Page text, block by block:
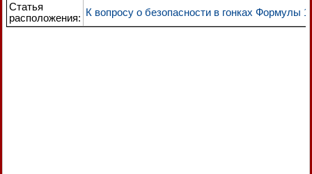
Статья
расположения: К вопросу о безопасности в гонках Формулы 1